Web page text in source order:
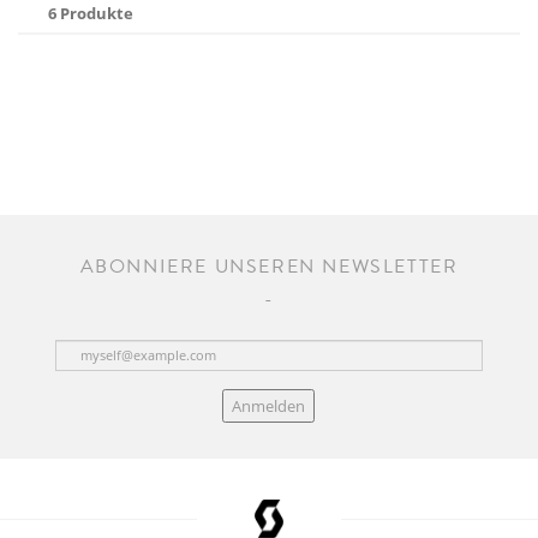
6 Produkte
ABONNIERE UNSEREN NEWSLETTER
Anmelden